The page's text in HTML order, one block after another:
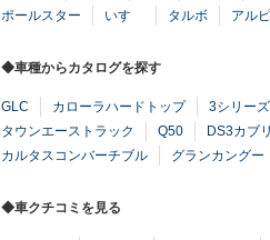
ポールスター
いすゞ タルボ アル
◆車種からカタログを探す
GLC カローラハードトップ 3シリー
タウンエーストラック
Q50 DS3カブ
カルタスコンバーチブル
グランカングー
◆車クチコミを見る